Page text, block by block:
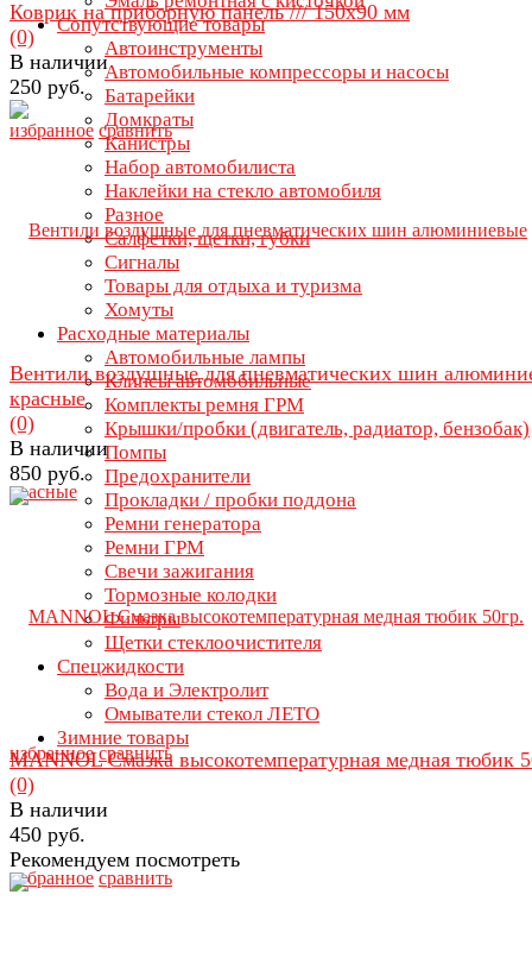
Сопутствующие товары
Автоинструменты
Автомобильные компрессоры и насосы
Батарейки
Домкраты
Канистры
Набор автомобилиста
Наклейки на стекло автомобиля
Разное
Салфетки, щетки, губки
Сигналы
Товары для отдыха и туризма
Хомуты
Расходные материалы
Автомобильные лампы
Клипсы автомобильные
Комплекты ремня ГРМ
Крышки/пробки (двигатель, радиатор, бензобак)
Помпы
Предохранители
Прокладки / пробки поддона
Ремни генератора
Ремни ГРМ
Свечи зажигания
Тормозные колодки
Фильтры
Щетки стеклоочистителя
Спецжидкости
Вода и Электролит
Омыватели стекол ЛЕТО
Зимние товары
избранное сравнить
Коврик на приборную панель /// 150х90 мм
(0)
В наличии
250 руб.
избранное сравнить
Вентили воздушные для пневматических шин
красные
(0)
В наличии
850 руб.
избранное сравнить
MANNOL Смазка высокотемпературная медная тюбик
(0)
В наличии
450 руб.
Рекомендуем посмотреть